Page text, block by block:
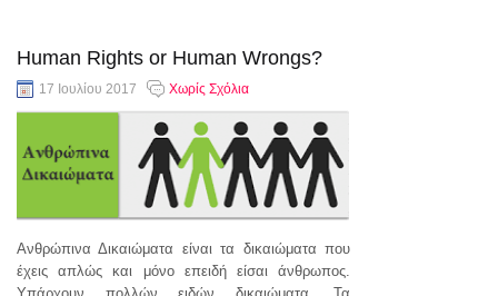
Human Rights or Human Wrongs?
17 Ιουλίου 2017 Χωρίς Σχόλια
Ανθρώπινα Δικαιώματα είναι τα δικαιώματα που
έχεις απλώς και μόνο επειδή είσαι άνθρωπος.